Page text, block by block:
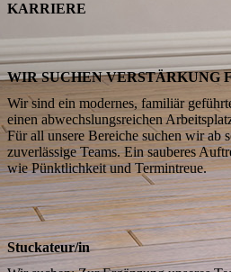
KARRIERE
WIR SUCHEN VERSTÄRKUNG
Wir sind ein modernes, familiär
einen abwechslungsreichen
Für all unsere Bereiche suchen wir ab
zuverlässige Teams. Ein sau­beres
wie Pünktlichkeit und Termintreue.
Stuckateur/in